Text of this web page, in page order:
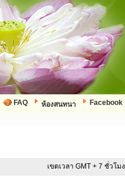
Facebook
ห้องสนทนา
FAQ
เขตเวลา GMT + 7 ชั่วโมง